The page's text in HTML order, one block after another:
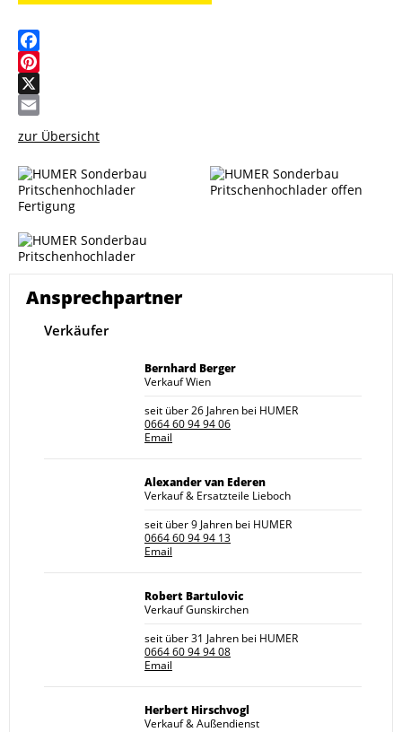
Facebook
Pinterest
X
Email
zur Übersicht
Ansprechpartner
Verkäufer
Bernhard Berger
Verkauf Wien
seit über 26 Jahren bei HUMER
0664 60 94 94 06
Email
Alexander van Ederen
Verkauf & Ersatzteile Lieboch
seit über 9 Jahren bei HUMER
0664 60 94 94 13
Email
Robert Bartulovic
Verkauf Gunskirchen
seit über 31 Jahren bei HUMER
0664 60 94 94 08
Email
Herbert Hirschvogl
Verkauf & Außendienst